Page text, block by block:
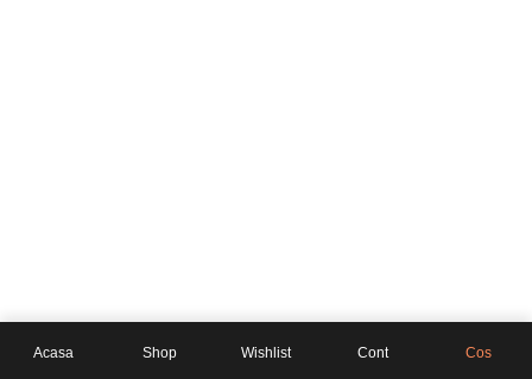
Acasa Shop Wishlist Cont Cos